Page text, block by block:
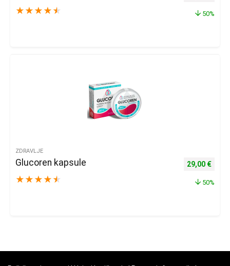
★ ★ ★ ★ ★ 50%
ZDRAVLJE
Glucoren kapsule
★ ★ ★ ★ ★
Izvorna
29,00 €
50%